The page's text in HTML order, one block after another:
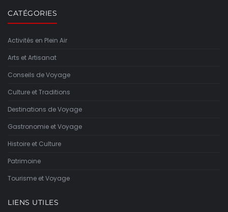
CATÉGORIES
Activités en Plein Air
Arts et Artisanat
Conseils de Voyage
Culture et Traditions
Destinations de Voyage
Gastronomie et Voyage
Histoire et Culture
Patrimoine
Tourisme et Voyage
LIENS UTILES